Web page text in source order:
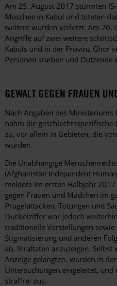
Am 25. August 2017 stürmten
Moschee in Kabul und töteten
weitere wurden verletzt. Am 20.
Angriffe auf zwei weitere
Kabuls und in der Provinz Ghor
Personen starben und
GEWALT GEGEN FRAUEN
Nach Angaben des Ministeriums
nahm die geschlechtsspezifische
zu, vor allem in Gebieten, die
wurden.
Die Unabhängige
(Afghanistan Independent
meldete im ersten Halbjahr
gegen Frauen und Mädchen im
Prügelattacken, Tötungen und
Dunkelziffer war jedoch
traditionelle Vorstellungen sowie
Stigmatisierung und anderen
ab, Straftaten anzuzeigen. Selbst
Anzeige gelangten, wurden in
Untersuchungen eingeleitet,
straffrei aus.